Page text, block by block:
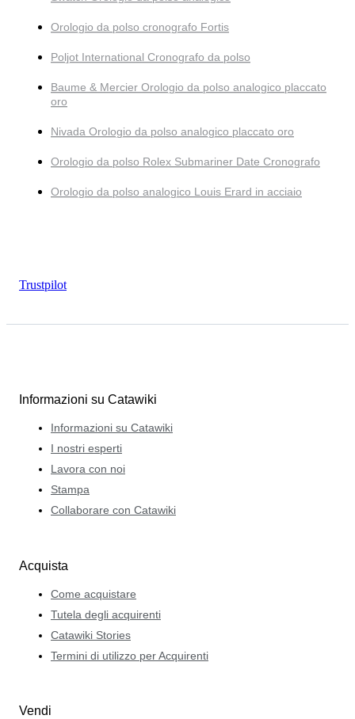
Orologio da polso cronografo Fortis
Poljot International Cronografo da polso
Baume & Mercier Orologio da polso analogico placcato
oro
Nivada Orologio da polso analogico placcato oro
Orologio da polso Rolex Submariner Date Cronografo
Orologio da polso analogico Louis Erard in acciaio
Trustpilot
Informazioni su Catawiki
Informazioni su Catawiki
I nostri esperti
Lavora con noi
Stampa
Collaborare con Catawiki
Acquista
Come acquistare
Tutela degli acquirenti
Catawiki Stories
Termini di utilizzo per Acquirenti
Vendi